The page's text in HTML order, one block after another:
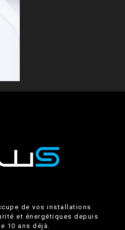
de vos installations
et énergétiques depuis
10 ans déjà.